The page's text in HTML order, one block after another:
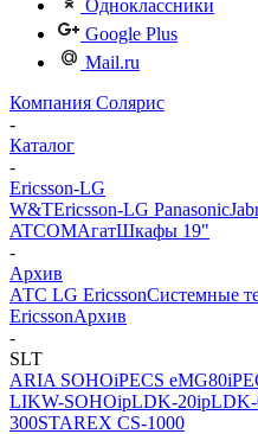
Одноклассники
Google Plus
Mail.ru
Компания Солярис
-
Каталог
-
Ericsson-LG
W&TEricsson-LG Panasonic
ATCOMАгатШкафы 19"
-
Архив
АТС LG EricssonСистемные
EricssonАрхив
-
SLT
ARIA SOHOiPECS eMG80
LIKW-SOHOipLDK-20ipLDK-
300STAREX CS-1000